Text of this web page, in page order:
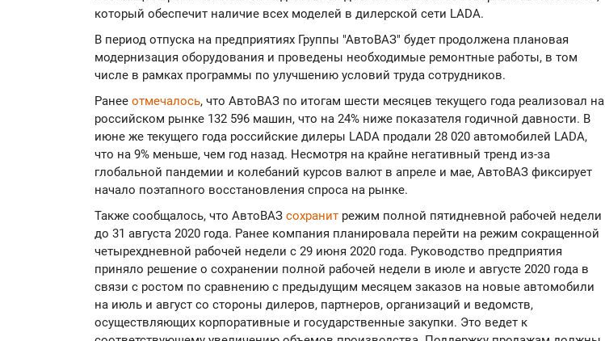
который обеспечит наличие всех моделей в дилерской сети LADA.
В период отпуска на предприятиях Группы "АвтоВАЗ" будет продолжена плановая
модернизация оборудования и проведены необходимые ремонтные работы, в том
числе в рамках программы по улучшению условий труда сотрудников.
Ранее отмечалось, что АвтоВАЗ по итогам шести месяцев текущего года реализовал на
российском рынке 132 596 машин, что на 24% ниже показателя годичной давности. В
июне же текущего года российские дилеры LADA продали 28 020 автомобилей LADA,
что на 9% меньше, чем год назад. Несмотря на крайне негативный тренд из-за
глобальной пандемии и колебаний курсов валют в апреле и мае, АвтоВАЗ фиксирует
начало поэтапного восстановления спроса на рынке.
Также сообщалось, что АвтоВАЗ сохранит режим полной пятидневной рабочей недели
до 31 августа 2020 года. Ранее компания планировала перейти на режим сокращенной
четырехдневной рабочей недели с 29 июня 2020 года. Руководство предприятия
приняло решение о сохранении полной рабочей недели в июле и августе 2020 года в
связи с ростом по сравнению с предыдущим месяцем заказов на новые автомобили
на июль и август со стороны дилеров, партнеров, организаций и ведомств,
осуществляющих корпоративные и государственные закупки. Это ведет к